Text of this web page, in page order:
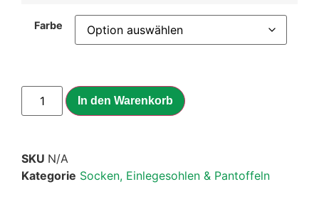
Farbe
In den Warenkorb
SKU N/A
Kategorie Socken, Einlegesohlen & Pantoffeln